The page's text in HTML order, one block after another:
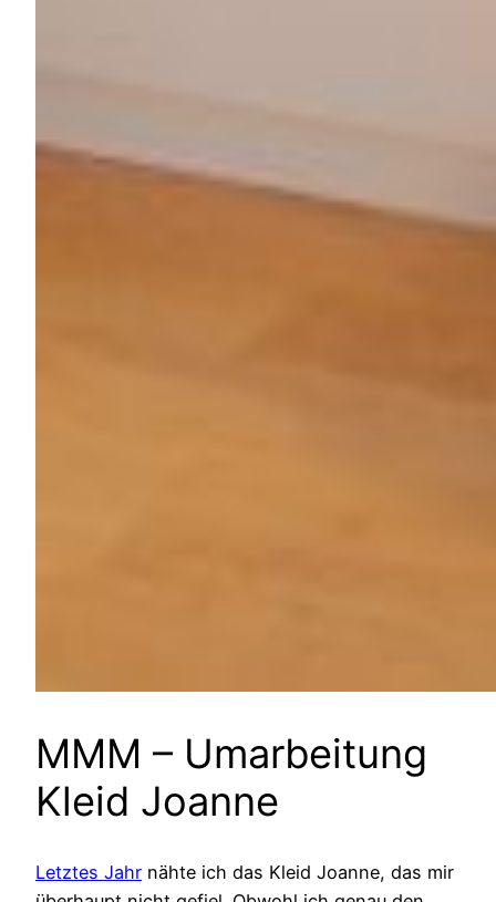
MMM – Umarbeitung
Kleid Joanne
Letztes Jahr nähte ich das Kleid Joanne, das mir